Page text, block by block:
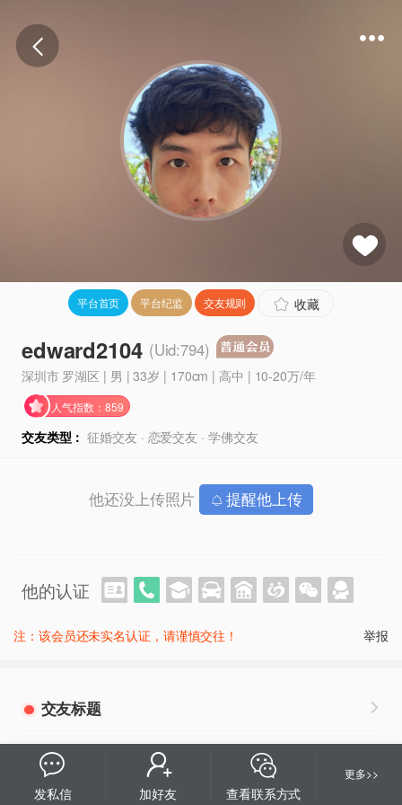
平台首页 平台纪监 交友规则 收藏
edward2104 (Uid:794)
深圳市 罗湖区 | 男 | 33岁 | 170cm | 高中 | 10-20万/年
人气指数：859
交友类型： 征婚交友 · 恋爱交友 · 学佛交友
他还没上传照片 提醒他上传
他的认证
注：该会员还未实名认证，请谨慎交往！ 举报
交友标题
人一生只能活一次，婚姻希望也只有一次，只求活
得無悔，不求長久
发私信 加好友 查看联系方式
更多>>